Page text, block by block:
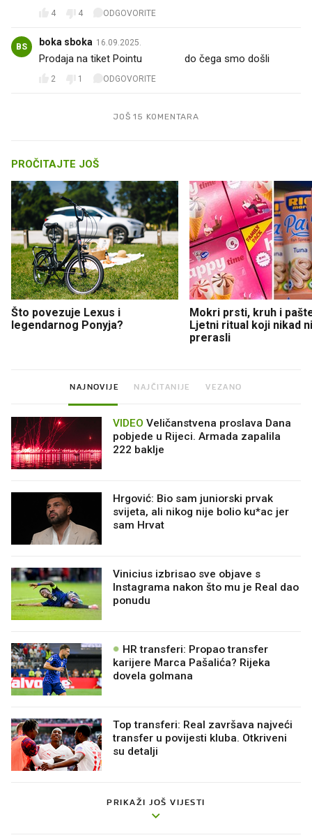
4 4 ODGOVORITE
BS boka sboka 16.09.2025.
Prodaja na tiket Pointu🫣😂😂 do čega smo došli 😂😂
2 1 ODGOVORITE
JOŠ 15 KOMENTARA
PROČITAJTE JOŠ
Što povezuje Lexus i
legendarnog Ponyja?
Mokri prsti, kruh i
Ljetni ritual koji nikad
prerasli
NAJNOVIJE NAJČITANIJE VEZANO
VIDEO
pobjede u Rijeci. Armada zapalila
222 baklje
Hrgović: Bio sam juniorski prvak
svijeta, ali nikog nije bolio ku*ac jer
sam Hrvat
Vinicius izbrisao sve objave s
Instagrama nakon što mu je Real dao
ponudu
HR transferi: Propao transfer
karijere Marca Pašalića? Rijeka
dovela golmana
Top transferi: Real završava najveći
transfer u povijesti kluba. Otkriveni
su detalji
PRIKAŽI JOŠ VIJESTI